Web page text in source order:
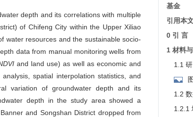
depth and its correlations with multiple
of Chifeng City within the Upper Xiliao
water resources and the sustainable socio-
data from manual monitoring wells from
and land use) as well as economic and
spatial interpolation statistics, and
variation of groundwater depth and its
depth in the study area showed a
and Songshan District dropped from
基金
引用本
0 引 言
1 材料
1.1
1.2
1.2.1